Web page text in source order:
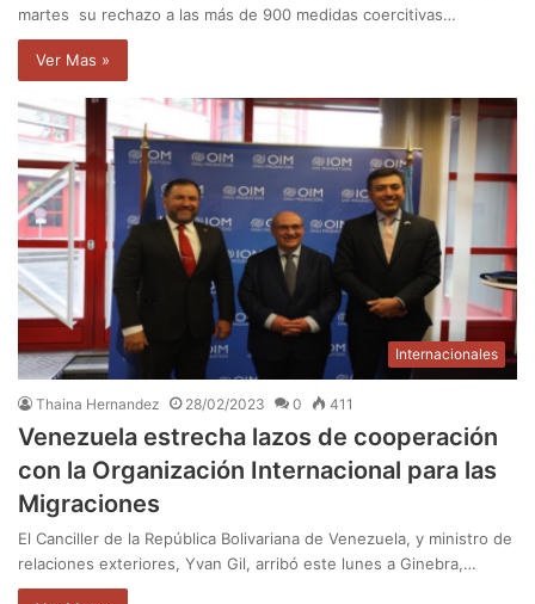
martes su rechazo a las más de 900 medidas coercitivas…
Ver Mas »
Internacionales
Thaina Hernandez 28/02/2023 0 411
Venezuela estrecha lazos de cooperación
con la Organización Internacional para las
Migraciones
El Canciller de la República Bolivariana de Venezuela, y ministro de
relaciones exteriores, Yvan Gil, arribó este lunes a Ginebra,…